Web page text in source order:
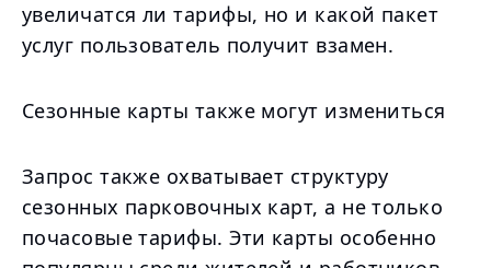
увеличатся ли тарифы, но и какой пакет
услуг пользователь получит взамен.
Сезонные карты также могут измениться
Запрос также охватывает структуру
сезонных парковочных карт, а не только
почасовые тарифы. Эти карты особенно